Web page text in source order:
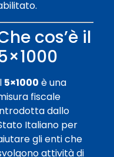
cos’è il
5×1000 è una
fiscale
dallo
Italiano per
gli enti che
attività di